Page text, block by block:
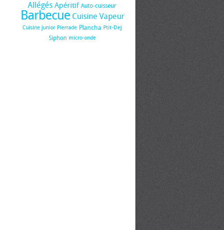
Allégés Apéritif Auto-cuisseur
Barbecue Cuisine Vapeur
Cuisine junior Pierrade Plancha Ptit-Dej
Siphon micro-onde